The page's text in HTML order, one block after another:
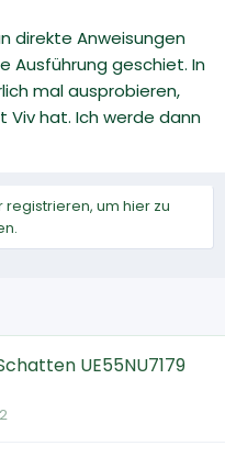
direkte Anweisungen
Ausführung geschiet. In
mal ausprobieren,
Viv hat. Ich werde dann
um hier zu
UE55NU7179